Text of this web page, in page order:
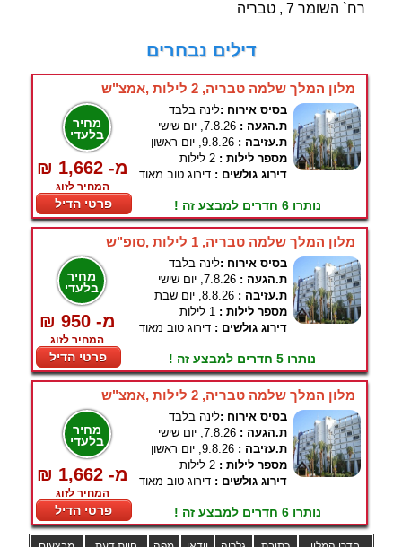
רח` השומר 7 , טבריה
דילים נבחרים
מלון המלך שלמה טבריה, 2 לילות ,אמצ"ש
מחיר
בלעדי
₪ 1,662 -מ
המחיר לזוג
פרטי הדיל
בסיס אירוח :לינה בלבד
ת.הגעה : 7.8.26, יום שישי
ת.עזיבה : 9.8.26, יום ראשון
מספר לילות : 2 לילות
דירוג גולשים : דירוג טוב מאוד
נותרו 6 חדרים למבצע זה !
מלון המלך שלמה טבריה, 1 לילות ,סופ"ש
מחיר
בלעדי
₪ 950 -מ
המחיר לזוג
פרטי הדיל
בסיס אירוח :לינה בלבד
ת.הגעה : 7.8.26, יום שישי
ת.עזיבה : 8.8.26, יום שבת
מספר לילות : 1 לילות
דירוג גולשים : דירוג טוב מאוד
נותרו 5 חדרים למבצע זה !
מלון המלך שלמה טבריה, 2 לילות ,אמצ"ש
מחיר
בלעדי
₪ 1,662 -מ
המחיר לזוג
פרטי הדיל
בסיס אירוח :לינה בלבד
ת.הגעה : 7.8.26, יום שישי
ת.עזיבה : 9.8.26, יום ראשון
מספר לילות : 2 לילות
דירוג גולשים : דירוג טוב מאוד
נותרו 6 חדרים למבצע זה !